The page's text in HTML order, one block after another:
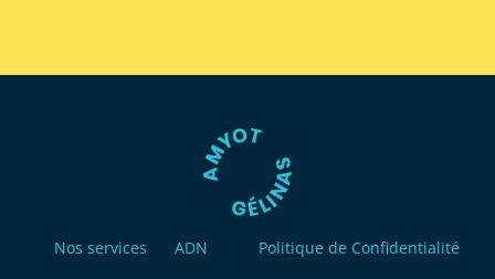
Nos services
ADN
Politique de Confidentialité